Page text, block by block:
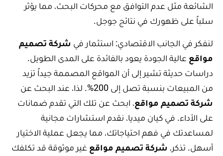
الشائعة مثل عدم التوافق مع محركات البحث، مما يؤثر
سلباً على ظهورك في نتائج جوجل.
لنفكر في الجانب الاقتصادي: استثمار في شركة تصميم
مواقع عالية الجودة يعود بالفائدة على المدى الطويل.
دراسات حديثة تشير إلى أن المواقع المصممة جيداً تزيد
من المبيعات بنسبة تصل إلى 200%. لذا، عند البحث عن
شركة تصميم مواقع، ابحث عن تلك التي تقدم ضمانات
على الأداء. في كيان ميديا، نقدم استشارات مجانية
لمساعدتك في فهم احتياجاتك، مما يجعل عملية الاختيار
أسهل. تذكر، شركة تصميم مواقع غير موثوقة قد تكلفك